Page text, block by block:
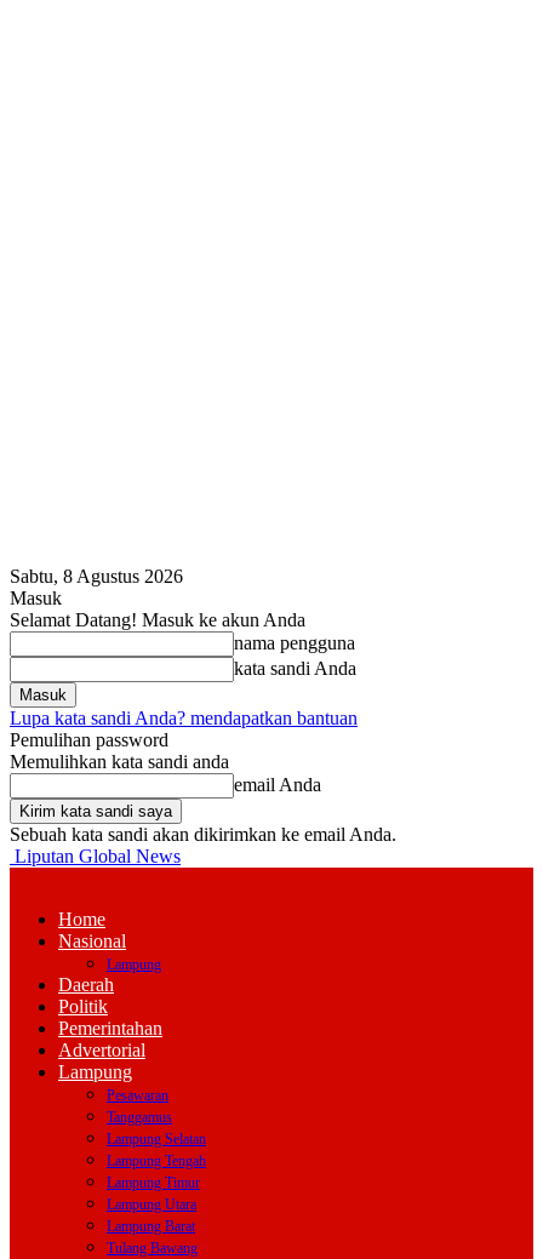
Sabtu, 8 Agustus 2026
Masuk
Selamat Datang! Masuk ke akun Anda
nama pengguna
kata sandi Anda
Lupa kata sandi Anda? mendapatkan bantuan
Pemulihan password
Memulihkan kata sandi anda
email Anda
Sebuah kata sandi akan dikirimkan ke email Anda.
Liputan Global News
Home
Nasional
Lampung
Daerah
Politik
Pemerintahan
Advertorial
Lampung
Pesawaran
Tanggamus
Lampung Selatan
Lampung Tengah
Lampung Timur
Lampung Utara
Lampung Barat
Tulang Bawang